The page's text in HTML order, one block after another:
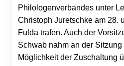
Philologenverbandes unter
Christoph Juretschke am 28.
Fulda trafen. Auch der
Schwab nahm an der
Möglichkeit der Zuschaltung